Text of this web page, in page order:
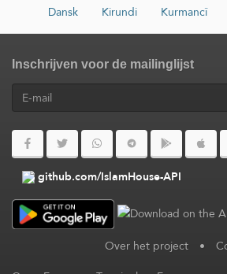
Dansk
Kirundi Kurmancî
Inschrijven voor de mailinglijst
github.com/IslamHouse-API
Over het project •